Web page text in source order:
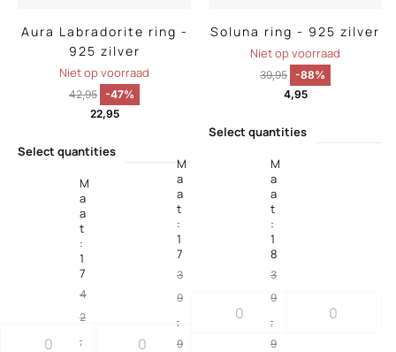
Aura Labradorite ring -
925 zilver
Niet op voorraad
42,95 -47%
22,95
Select quantities
M
a
a
t
:
1
7
4
2
,
Soluna ring - 925 zilver
Niet op voorraad
39,95 -88%
4,95
Select quantities
M
a
a
t
:
1
7
3
9
,
9
M
a
a
t
:
1
8
3
9
,
9